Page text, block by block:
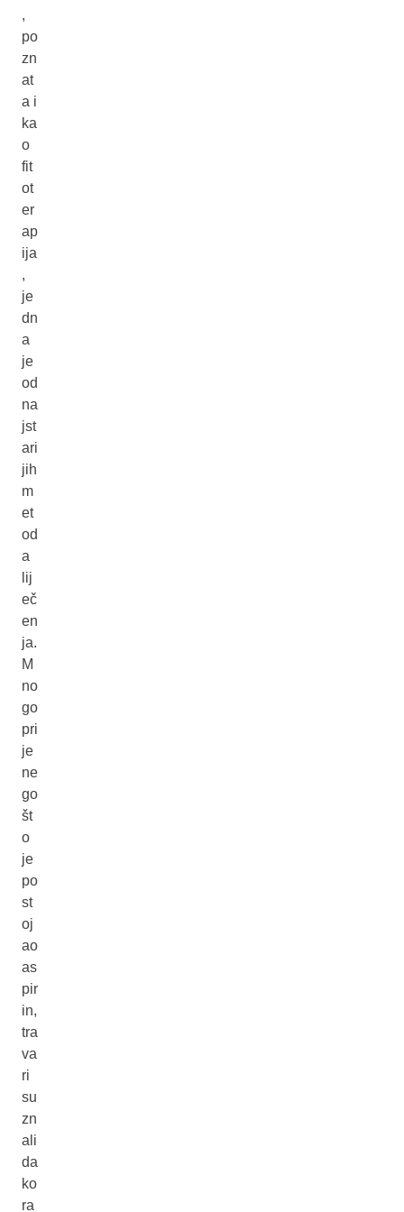
,
po
zn
at
a i
ka
o
fit
ot
er
ap
ija
,
je
dn
a
je
od
na
jst
ari
jih
m
et
od
a
lij
eč
en
ja.
M
no
go
pri
je
ne
go
št
o
je
po
st
oj
ao
as
pir
in,
tra
va
ri
su
zn
ali
da
ko
ra